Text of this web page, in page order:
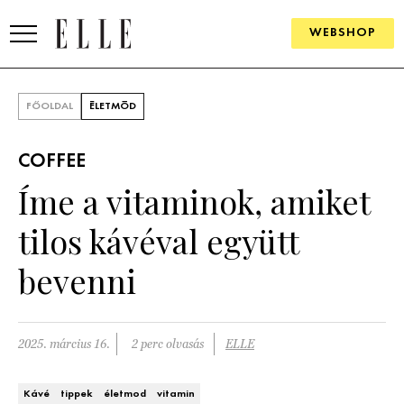
WEBSHOP
SZÉPSÉG
ÉLETMÓD
PÁRKAPCSOLAT
FŐOLDAL ÉLETMÓD
COFFEE
Íme a vitaminok, amiket
tilos kávéval együtt
bevenni
2025. március 16. 2 perc olvasás ELLE
Kávé tippek életmod vitamin